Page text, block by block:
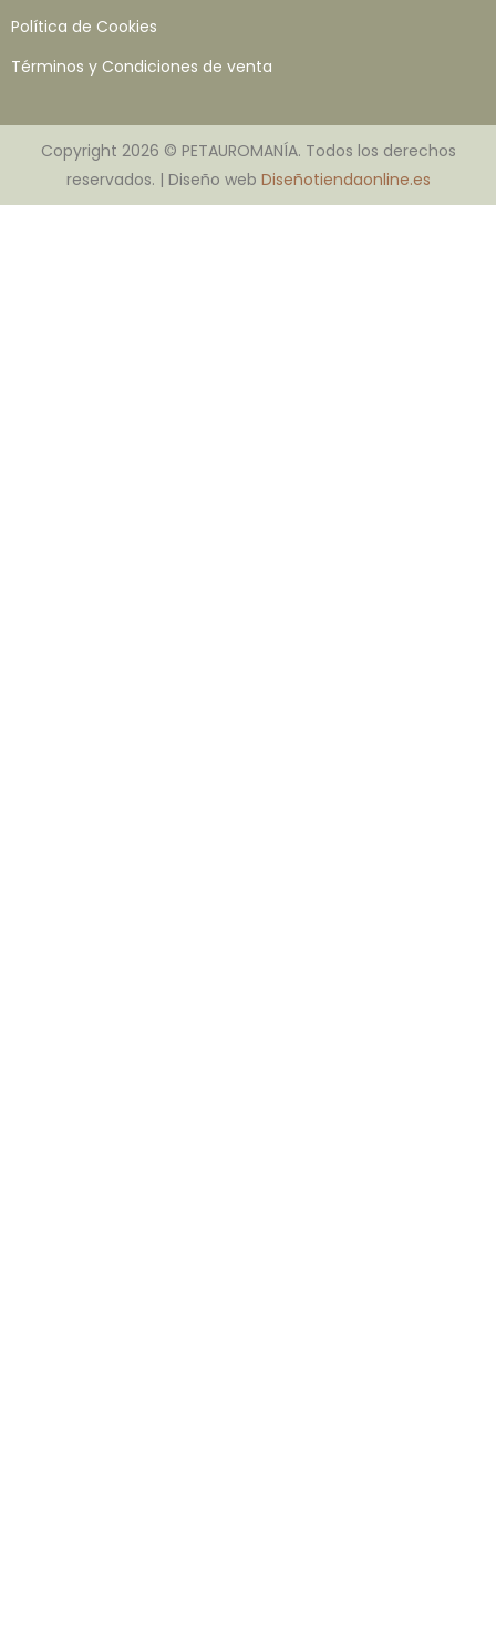
Política de Cookies
Términos y Condiciones de venta
Copyright 2026 © PETAUROMANÍA. Todos los derechos
reservados. | Diseño web Diseñotiendaonline.es